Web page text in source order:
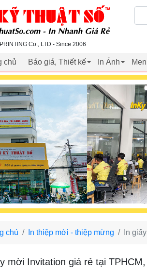
Co., LTD - Since 2006
chủ Báo giá, Thiết kế In Ảnh
chủ In thiệp mời - thiệp mừng In
mời Invitation giá rẻ tại